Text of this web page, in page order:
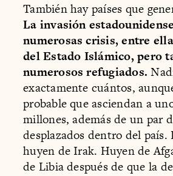
También hay países que
La invasión
numerosas crisis, entre
del Estado Islámico, pero
numerosos refugiados.
exactamente cuántos,
probable que asciendan a
millones, además de un par
desplazados dentro del país.
huyen de Irak. Huyen de
de Libia después de que la